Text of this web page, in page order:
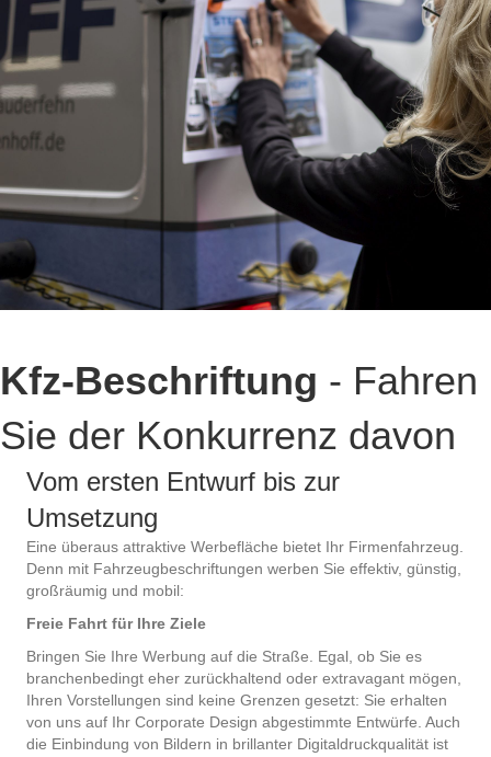
Kfz-Beschriftung - Fahren
Sie der Konkurrenz davon
Vom ersten Entwurf bis zur
Umsetzung
Eine überaus attraktive Werbefläche bietet Ihr Firmenfahrzeug.
Denn mit Fahrzeugbeschriftungen werben Sie effektiv, günstig,
großräumig und mobil:
Freie Fahrt für Ihre Ziele
Bringen Sie Ihre Werbung auf die Straße. Egal, ob Sie es
branchenbedingt eher zurückhaltend oder extravagant mögen,
Ihren Vorstellungen sind keine Grenzen gesetzt: Sie erhalten
von uns auf Ihr Corporate Design abgestimmte Entwürfe. Auch
die Einbindung von Bildern in brillanter Digitaldruckqualität ist